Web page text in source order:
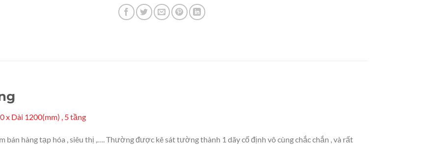
x Dài 1200(mm) , 5 tầng
bán hàng tạp hóa , siêu thị ,…. Thường được kê sát tường thành 1 dãy cố định vô cùng chắc chắn , và rất